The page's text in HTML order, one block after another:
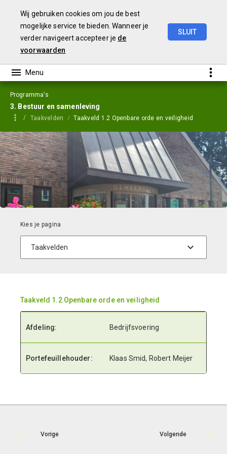
Wij gebruiken cookies om jou de best
mogelijke service te bieden. Wanneer je
verder navigeert accepteer je de
voorwaarden
SLUIT
Programma's
3. Bestuur en samenleving
Taakvelden Taakveld 1.2 Openbare orde en veiligheid
Taakveld 1.2 Openbare orde en veiligheid
Afdeling: Bedrijfsvoering
Portefeuillehouder: Klaas Smid, Robert Meijer
Vorige Volgende